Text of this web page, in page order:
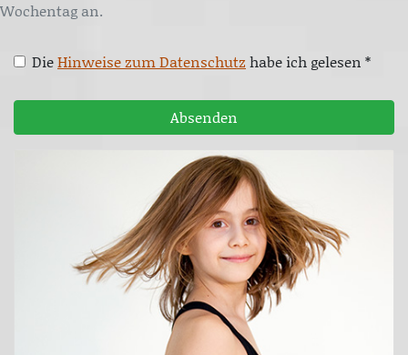
Wochentag an.
DieHinweise zum Datenschutz habe ich gelesen *